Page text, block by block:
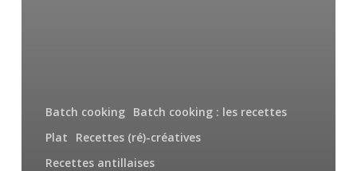
Batch cooking Batch cooking : les recettes
Plat
Recettes (ré)-créatives
Recettes antillaises